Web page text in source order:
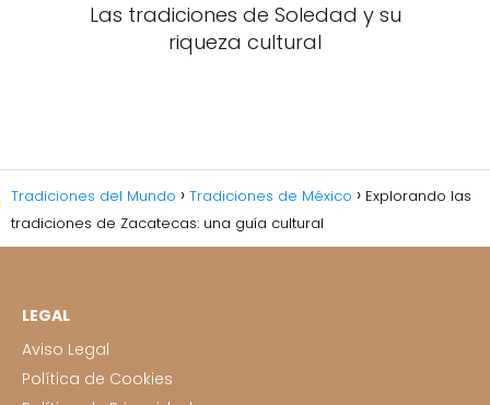
Las tradiciones de Soledad y su
riqueza cultural
Tradiciones del Mundo Tradiciones de México
Explorando las
tradiciones de Zacatecas: una guía cultural
LEGAL
Aviso Legal
Política de Cookies